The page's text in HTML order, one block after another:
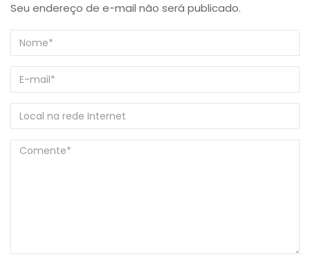
Seu endereço de e-mail não será publicado.